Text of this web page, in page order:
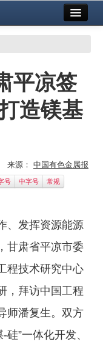
平凉签
造镁基
来源： 中国有色金属报
号 中字号 常规
、发挥资源能源
甘肃省平凉市委
程技术研究中心
，拜访中国工程
师潘复生。双方
”一体化开发、